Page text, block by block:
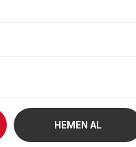
HEMEN AL